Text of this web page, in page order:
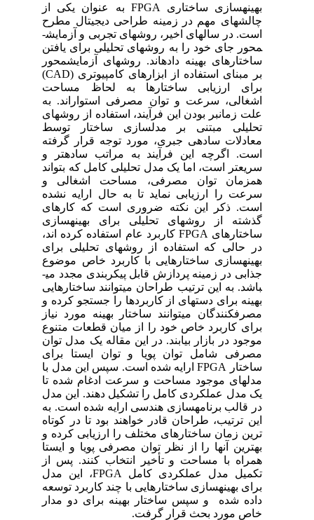
بهینه­سازی ساختاریFPGAبه عنوان یکی از
چالش­های مهم در زمینه طراحی دیجیتال مطرح
است. در سال­های اخیر، روش­های تجربی و آزمایش­
محور جای خود را به روش­های تحلیلی برای یافتن
ساختارهای بهینه داده­اند. روش­های آزمایش­محور
بر مبنای استفاده از ابزارهای کامپیوتری (CAD
)
برای ارزیابی ساختارها به لحاظ مساحت
اشغالی، سرعت و توان مصرفی استواراند. به
علت زمان­بر بودن این فرآیند، استفاده از روش­های
تحلیلی مبتنی بر مدل­سازی ساختار توسط
معادلات ساده­ی جبری، مورد توجه قرار گرفته
است. اگرچه این فرآیند به مراتب ساده­تر و
سریع­تر است، اما یک مدل تحلیلی کامل که بتواند
همزمان توان مصرفی، مساحت اشغالی و
سرعت را ارزیابی نماید تا به حال ارایه نشده
است. ذکر این نکته ضروری است که کارهای
گذشته از روش­های تحلیلی برای بهینه­سازی
ساختارهایFPGAکاربرد عام استفاده کرده اند،
در حالی­ که استفاده از روش­های تحلیلی برای
بهینه­سازی ساختارهایی با کاربرد خاص موضوع
جذابی در زمینه پردازش قابل پیکر­بندی مجدد می­
باشد. به این ترتیب طراحان می­توانند ساختارهایی
بهینه برای دسته­ای از کاربردها را جستجو کرده و
مصرف­کنندگان می­توانند ساختار بهینه مورد نیاز
برای کاربرد خاص خود را از میان قطعات متنوع
موجود در بازار بیابند. در این مقاله یک مدل توان
مصرفی شامل توان پویا و توان ایستا برای
ساختارFPGAارایه شده است. سپس این مدل با
مدل­های موجود مساحت و سرعت ادغام شده تا
یک مدل عملکردی کامل را تشکیل دهند. این مدل
در قالب برنامه­سازی هندسی ارایه شده است. به
این ترتیب، طراحان قادر خواهند بود تا در کوتاه
ترین زمان ساختارهای مختلف را ارزیابی کرده و
بهترین آنها را از نظر توان مصرفی پویا و ایستا
همراه با مساحت و تأخیر انتخاب کنند. پس از
تکمیل مدل عملکردی کامل FPGA، این مدل
برای بهینه­سازی ساختارهایی با چند کاربرد توسعه
داده­ شده و سپس ساختار بهینه برای دو مدار
خاص مورد بحث قرار گرفت.